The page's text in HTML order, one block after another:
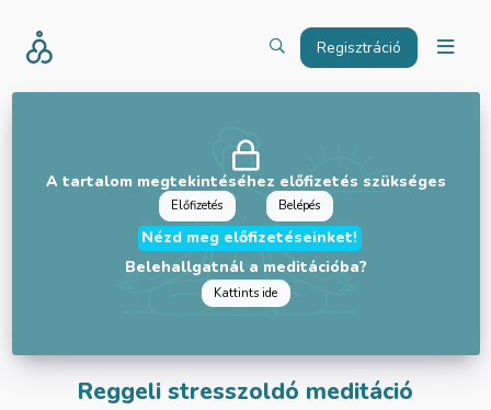
Regisztráció
A tartalom megtekintéséhez előfizetés szükséges
Előfizetés Belépés
Nézd meg előfizetéseinket!
Belehallgatnál a meditációba?
Kattints ide
Reggeli stresszoldó meditáció